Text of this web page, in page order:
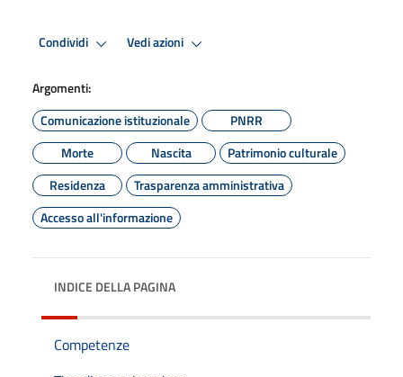
Condividi Vedi azioni
Argomenti:
Comunicazione istituzionale
PNRR
Morte
Nascita
Patrimonio culturale
Residenza
Trasparenza amministrativa
Accesso all'informazione
INDICE DELLA PAGINA
Competenze